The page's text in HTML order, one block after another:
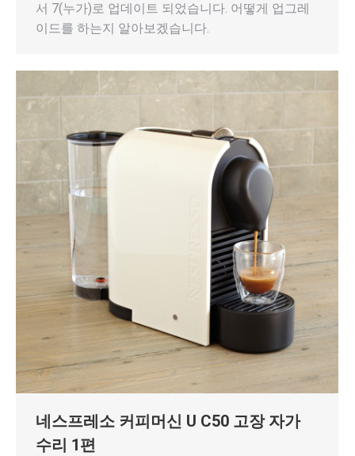
서 7(누가)로 업데이트 되었습니다. 어떻게 업그레
이드를 하는지 알아보겠습니다.
네스프레소 커피머신 U C50 고장 자가
수리 1편